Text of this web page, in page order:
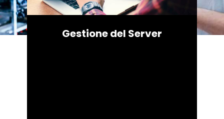
Gestione del Server